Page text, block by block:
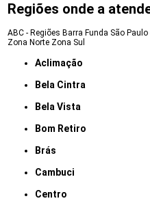
Regiões onde a
ABC - Regiões Barra Funda São Paulo
Zona Norte Zona Sul
Aclimação
Bela Cintra
Bela Vista
Bom Retiro
Brás
Cambuci
Centro